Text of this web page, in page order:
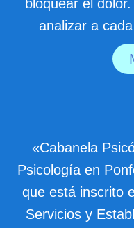
bloquear el
analizar a
«Cabanela
Psicología en
que está inscrito
Servicios y